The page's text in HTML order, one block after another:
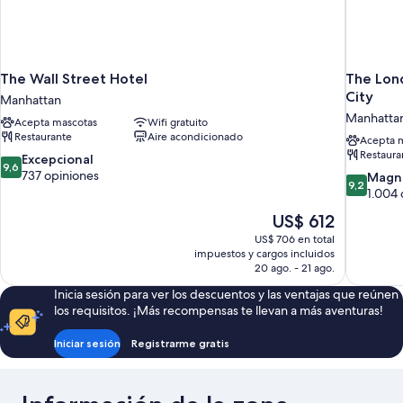
The Wall Street Hotel
Manhattan
Acepta mascotas
Wifi gratuito
Restaurante
Aire acondicionado
9.6
de
9,6 Excepcional
737 opiniones
El
precio
actual
es
de
US$ 612
US$ 612
US$ 706 en total
impuestos y cargos incluidos
20 ago. - 21 ago.
The
City
Acepta
9.2
de
9,2
1.004
Inicia sesión para ver los descuentos y las ventajas que reúnen
los requisitos. ¡Más recompensas te llevan a más aventuras!
Iniciar sesión Registrarme gratis